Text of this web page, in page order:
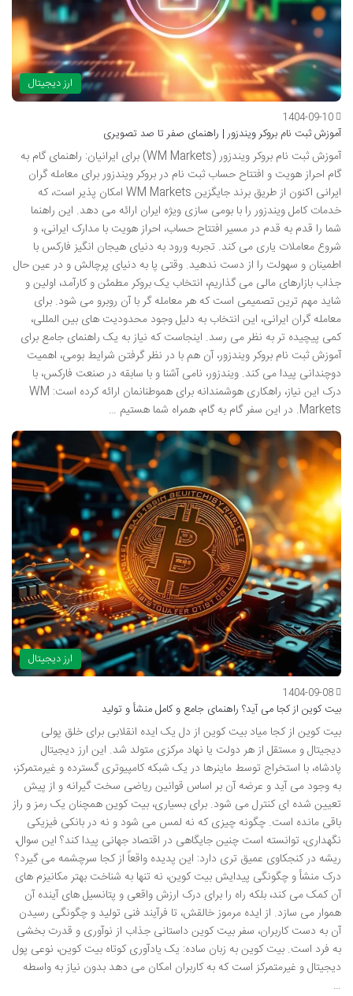
ارز دیجیتال
1404-09-10
آموزش ثبت نام بروکر ویندزور | راهنمای صفر تا صد تصویری
آموزش ثبت نام بروکر ویندزور (WM Markets) برای ایرانیان: راهنمای گام به
گام احراز هویت و افتتاح حساب ثبت نام در بروکر ویندزور برای معامله گران
ایرانی اکنون از طریق برند جایگزین WM Markets امکان پذیر است، که
خدمات کامل ویندزور را با بومی سازی ویژه ایران ارائه می دهد. این راهنما
شما را قدم به قدم در مسیر افتتاح حساب، احراز هویت با مدارک ایرانی، و
شروع معاملات یاری می کند. تجربه ورود به دنیای هیجان انگیز فارکس با
اطمینان و سهولت را از دست ندهید. وقتی پا به دنیای پرچالش و در عین حال
جذاب بازارهای مالی می گذاریم، انتخاب یک بروکر مطمئن و کارآمد، اولین و
شاید مهم ترین تصمیمی است که هر معامله گر با آن روبرو می شود. برای
معامله گران ایرانی، این انتخاب به دلیل وجود محدودیت های بین المللی،
کمی پیچیده تر به نظر می رسد. اینجاست که نیاز به یک راهنمای جامع برای
آموزش ثبت نام بروکر ویندزور، آن هم با در نظر گرفتن شرایط بومی، اهمیت
دوچندانی پیدا می کند. ویندزور، نامی آشنا و با سابقه در صنعت فارکس، با
درک این نیاز، راهکاری هوشمندانه برای هموطنانمان ارائه کرده است: WM
Markets. در این سفر گام به گام، همراه شما هستیم …
ارز دیجیتال
1404-09-08
بیت کوین از کجا می آید؟ راهنمای جامع و کامل منشأ و تولید
بیت کوین از کجا میاد بیت کوین از دل یک ایده انقلابی برای خلق پولی
دیجیتال و مستقل از هر دولت یا نهاد مرکزی متولد شد. این ارز دیجیتال
پادشاه، با استخراج توسط ماینرها در یک شبکه کامپیوتری گسترده و غیرمتمرکز،
به وجود می آید و عرضه آن بر اساس قوانین ریاضی سخت گیرانه و از پیش
تعیین شده ای کنترل می شود. برای بسیاری، بیت کوین همچنان یک رمز و راز
باقی مانده است. چگونه چیزی که نه لمس می شود و نه در بانکی فیزیکی
نگهداری، توانسته است چنین جایگاهی در اقتصاد جهانی پیدا کند؟ این سوال،
ریشه در کنجکاوی عمیق تری دارد: این پدیده واقعاً از کجا سرچشمه می گیرد؟
درک منشأ و چگونگی پیدایش بیت کوین، نه تنها به شناخت بهتر مکانیزم های
آن کمک می کند، بلکه راه را برای درک ارزش واقعی و پتانسیل های آینده آن
هموار می سازد. از ایده مرموز خالقش، تا فرآیند فنی تولید و چگونگی رسیدن
آن به دست کاربران، سفر بیت کوین داستانی جذاب از نوآوری و قدرت بخشی
به فرد است. بیت کوین به زبان ساده: یک یادآوری کوتاه بیت کوین، نوعی پول
دیجیتال و غیرمتمرکز است که به کاربران امکان می دهد بدون نیاز به واسطه
…